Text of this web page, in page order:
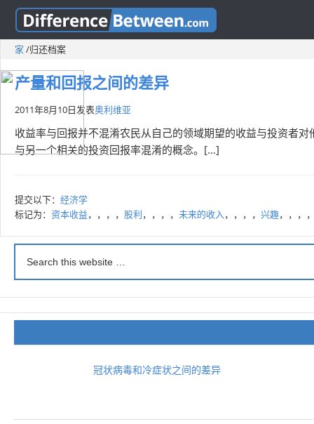
家 /归还档案
产量和回报之间的差异
2011年8月10日发表奥利维亚
收益率与回报并不混淆农民从自己的领域期望的收益与投资者
与另一个相关的投资回报率混淆的概念。[…]
提交以下： 经济学
标记为： 资本收益，，，， 股利，，，， 未来的收入，，，， 兴趣，，，
冠状病毒和冷症状之间的差异